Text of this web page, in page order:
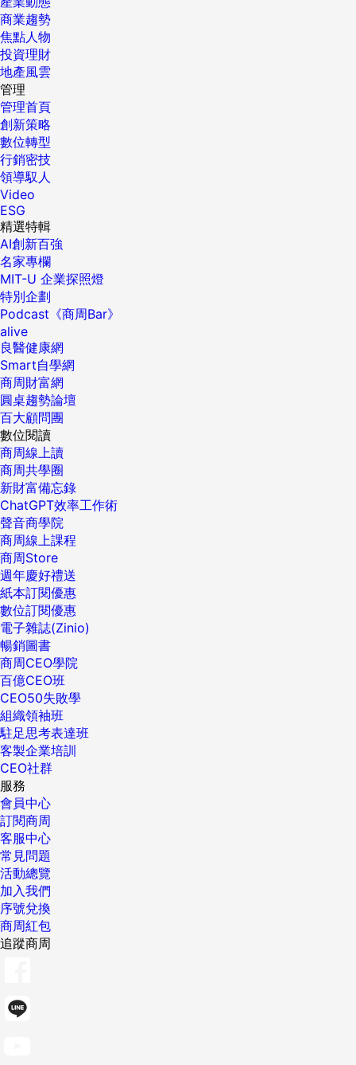
商業趨勢
焦點人物
投資理財
地產風雲
管理
管理首頁
創新策略
數位轉型
行銷密技
領導馭人
Video
ESG
精選特輯
AI創新百強
名家專欄
MIT-U 企業探照燈
特別企劃
Podcast《商周Bar》
alive
良醫健康網
Smart自學網
商周財富網
圓桌趨勢論壇
百大顧問團
數位閱讀
商周線上讀
商周共學圈
新財富備忘錄
ChatGPT效率工作術
聲音商學院
商周線上課程
商周Store
週年慶好禮送
紙本訂閱優惠
數位訂閱優惠
電子雜誌(Zinio)
暢銷圖書
商周CEO學院
百億CEO班
CEO50失敗學
組織領袖班
駐足思考表達班
客製企業培訓
CEO社群
服務
會員中心
訂閱商周
客服中心
常見問題
活動總覽
加入我們
序號兌換
商周紅包
追蹤商周